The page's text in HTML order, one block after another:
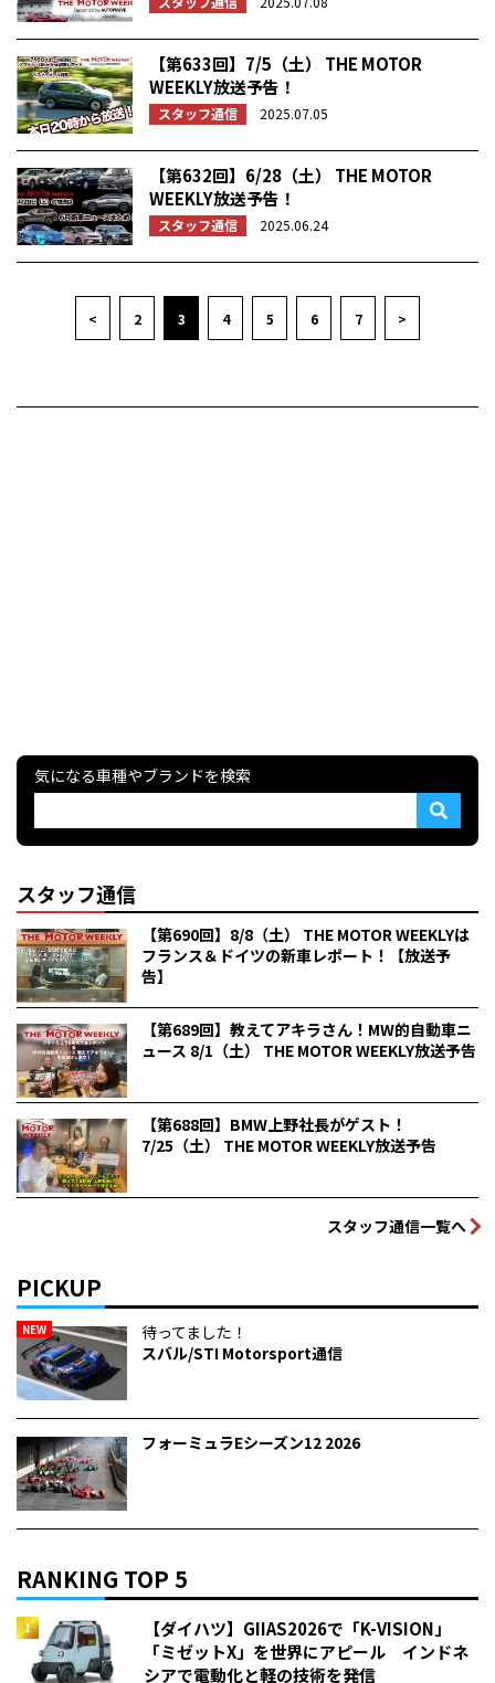
【第633回】7/5（土） THE MOTOR
WEEKLY放送予告！
スタッフ通信 2025.07.05
【第632回】6/28（土） THE MOTOR
WEEKLY放送予告！
スタッフ通信 2025.06.24
< 2 3 4 5 6 7 >
気になる車種やブランドを検索
スタッフ通信
【第690回】8/8（土） THE MOTOR WEEKLYは
フランス＆ドイツの新車レポート！【放送予
告】
【第689回】教えてアキラさん！MW的自動車ニ
ュース 8/1（土） THE MOTOR WEEKLY放送予告
【第688回】BMW上野社長がゲスト！
7/25（土） THE MOTOR WEEKLY放送予告
スタッフ通信一覧へ
PICKUP
NEW
待ってました！
スバル/STI Motorsport通信
フォーミュラEシーズン12 2026
RANKING TOP 5
【ダイハツ】GIIAS2026で「K-VISION」
「ミゼットX」を世界にアピール インドネ
シアで電動化と軽の技術を発信